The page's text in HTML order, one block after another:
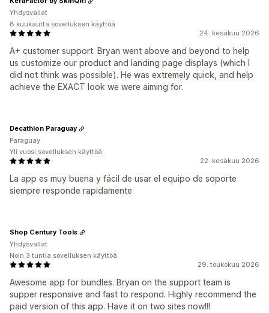
24. kesäkuu 2026
A+ customer support. Bryan went above and beyond to help
us customize our product and landing page displays (which I
did not think was possible). He was extremely quick, and help
achieve the EXACT look we were aiming for.
Yhdysvallat
8 kuukautta sovelluksen käyttöä
22. kesäkuu 2026
La app es muy buena y fácil de usar el equipo de soporte
siempre responde rapidamente
Decathlon Paraguay
Paraguay
Yli vuosi sovelluksen käyttöä
29. toukokuu 2026
Awesome app for bundles. Bryan on the support team is
supper responsive and fast to respond. Highly recommend the
paid version of this app. Have it on two sites now!!!
Shop Century Tools
Yhdysvallat
Noin 3 tuntia sovelluksen käyttöä